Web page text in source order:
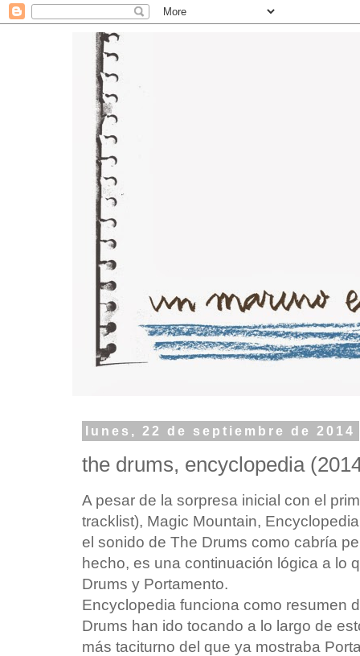
lunes, 22 de septiembre de 2014
the drums, encyclopedia
A pesar de la sorpresa inicial con el
tracklist), Magic Mountain,
el sonido de The Drums como cabría
hecho, es una continuación lógica a lo
Drums y Portamento.
Encyclopedia funciona como resumen
Drums han ido tocando a lo largo de
más taciturno del que ya mostraba